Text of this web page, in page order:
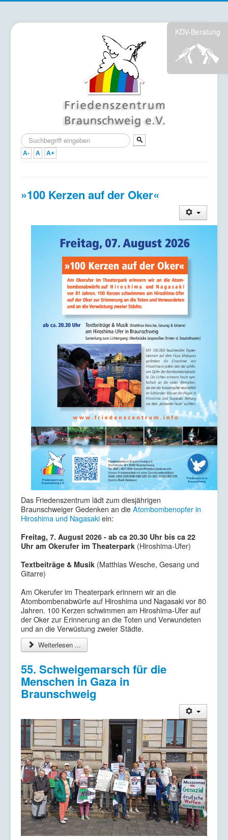
Suchen
...
A- A A+
Termine
Kriegsdienstverweigerung
Kontakt/Impressum
Datenschutzerklärung
»100 Kerzen auf der Oker«
Das Friedenszentrum lädt zum diesjährigen
Braunschweiger Gedenken an dieAtombombenopfer in
Hiroshima und Nagasakiein:
Freitag, 7. August 2026 - ab ca 20.30 Uhr bis ca 22
Uhr am Okerufer im Theaterpark (Hiroshima-Ufer)
Textbeiträge & Musik (Matthias Wesche, Gesang und
Gitarre)
Am Okerufer im Theaterpark erinnern wir an die
Atombombenabwürfe auf Hiroshima und Nagasaki vor 80
Jahren. 100 Kerzen schwimmen am Hiroshima-Ufer auf
der Oker zur Erinnerung an die Toten und Verwundeten
und an die Verwüstung zweier Städte.
Weiterlesen ...
55. Schweigemarsch für die
Menschen in Gaza in
Braunschweig
KDV-Beratung